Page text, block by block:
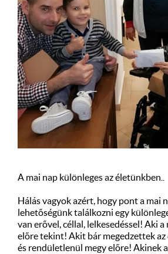
A mai nap különleges az életünkben..
Hálás vagyok azért, hogy pont a mai
lehetőségünk találkozni egy
van erővel, céllal, lelkesedéssel! Aki a
előre tekint! Akit bár megedzettek az
és rendületlenül megy előre! Akinek